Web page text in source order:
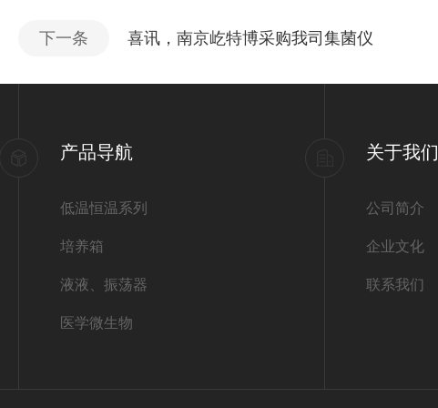
下一条 喜讯，南京屹特博采购我司集菌仪
产品导航
低温恒温系列
培养箱
液液、振荡器
医学微生物
关于我们
公司简介
企业文化
联系我们